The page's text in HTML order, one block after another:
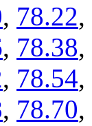
, 78.22,
, 78.38,
, 78.54,
, 78.70,